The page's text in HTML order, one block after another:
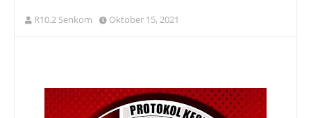
R10.2 Senkom Oktober 15, 2021